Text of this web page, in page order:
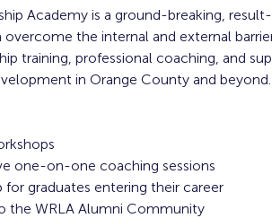
Academy is a ground-breaking,
the internal and external
training, professional coaching, and
in Orange County and beyond.
one-on-one coaching sessions
graduates entering their career
the WRLA Alumni Community